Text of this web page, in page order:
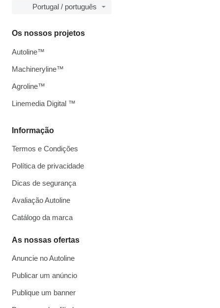
Portugal / português
Informação
Termos e Condições
Política de privacidade
Dicas de segurança
Avaliação Autoline
Catálogo da marca
As nossas ofertas
Anuncie no Autoline
Publicar um anúncio
Publique um banner
Os nossos projetos
Autoline™
Machineryline™
Agroline™
Linemedia Digital ™